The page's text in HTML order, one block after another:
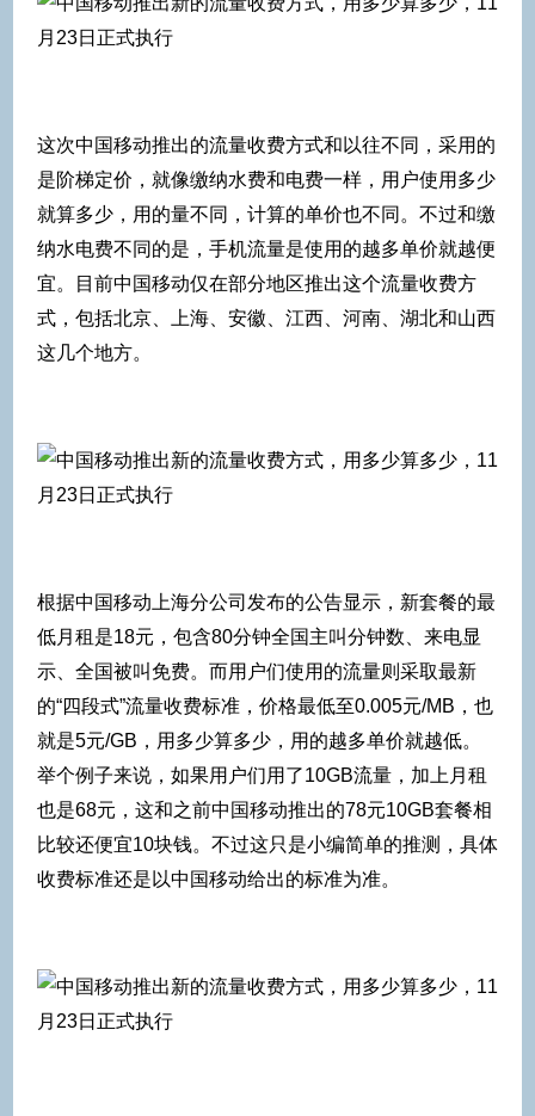
这次中国移动推出的流量收费方式和以往不同，采用的
是阶梯定价，就像缴纳水费和电费一样，用户使用多少
就算多少，用的量不同，计算的单价也不同。不过和缴
纳水电费不同的是，手机流量是使用的越多单价就越便
宜。目前中国移动仅在部分地区推出这个流量收费方
式，包括北京、上海、安徽、江西、河南、湖北和山西
这几个地方。
根据中国移动上海分公司发布的公告显示，新套餐的最
低月租是18元，包含80分钟全国主叫分钟数、来电显
示、全国被叫免费。而用户们使用的流量则采取最新
的“四段式”流量收费标准，价格最低至0.005元/MB，也
就是5元/GB，用多少算多少，用的越多单价就越低。
举个例子来说，如果用户们用了10GB流量，加上月租
也是68元，这和之前中国移动推出的78元10GB套餐相
比较还便宜10块钱。不过这只是小编简单的推测，具体
收费标准还是以中国移动给出的标准为准。